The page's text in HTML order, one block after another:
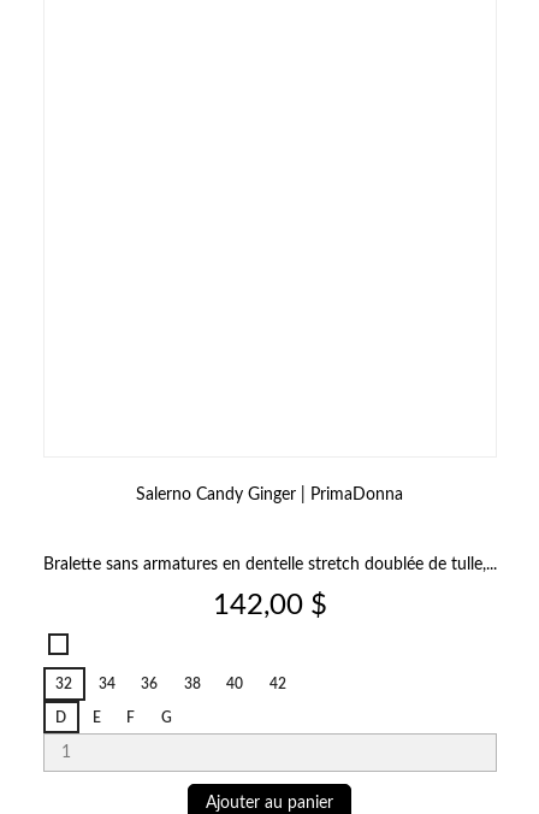
Salerno Candy Ginger | PrimaDonna
Bralette sans armatures en dentelle stretch doublée de tulle,...
Prix
142,00 $
Candy
Ginger
32 34 36 38 40 42
D E F G
Ajouter au panier